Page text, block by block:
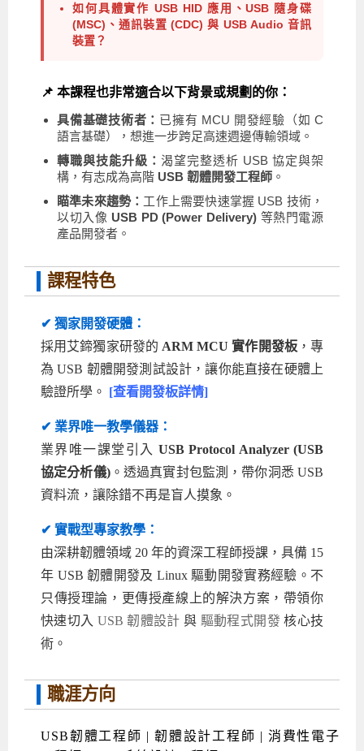
如何具體實作 USB HID 應用、USB 隨身碟
(MSC)、通訊裝置 (CDC) 與 USB Audio 音訊
裝置？
📌 本課程也非常適合以下背景或規劃的你：
具備基礎技術者： 已擁有 MCU 開發經驗（如 C
語言基礎），想進一步跨足高速週邊傳輸領域。
轉職與技能升級： 渴望完整透析 USB 協定與架
構，有志成為高階 USB 韌體開發工程師 。
瞄準未來趨勢： 工作上需要快速掌握 USB 技術，
以切入像 USB PD (Power Delivery)等熱門電源
產品開發者。
課程特色
✔ 獨家開發硬體：
採用艾鍗獨家研發的 ARM MCU 實作開發板，專
為 USB 韌體開發測試設計，讓你能直接在硬體上
驗證所學。 [查看開發板詳情]
✔ 業界唯一教學儀器：
業界唯一課堂引入 USB Protocol Analyzer (USB
協定分析儀)。透過真實封包監測，帶你洞悉 USB
資料流，讓除錯不再是盲人摸象。
✔ 實戰型專家教學：
由深耕韌體領域 20 年的資深工程師授課，具備 15
年 USB 韌體開發及 Linux 驅動開發實務經驗。不
只傳授理論，更傳授產線上的解決方案，帶領你
快速切入 USB 韌體設計 與 驅動程式開發核心技
術。
職涯方向
USB韌體工程師 | 韌體設計工程師 | 消費性電子